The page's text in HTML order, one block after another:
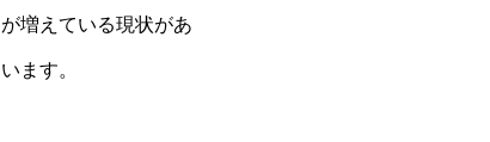
増えている現状があ
ます。